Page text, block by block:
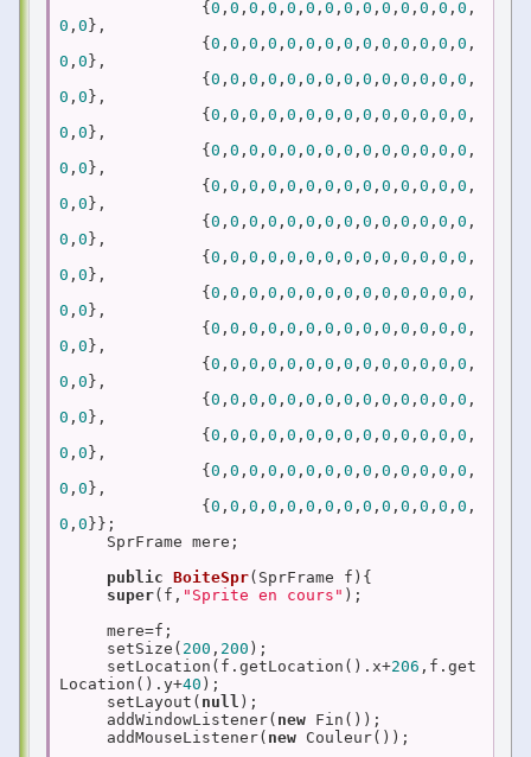
{ 0 , 0 , 0 , 0 , 0 , 0 , 0 , 0 , 0 , 0 , 0 , 0 , 0 , 0 ,
0 , 0 },
{ 0 , 0 , 0 , 0 , 0 , 0 , 0 , 0 , 0 , 0 , 0 , 0 , 0 , 0 ,
0 , 0 },
{ 0 , 0 , 0 , 0 , 0 , 0 , 0 , 0 , 0 , 0 , 0 , 0 , 0 , 0 ,
0 , 0 },
{ 0 , 0 , 0 , 0 , 0 , 0 , 0 , 0 , 0 , 0 , 0 , 0 , 0 , 0 ,
0 , 0 },
{ 0 , 0 , 0 , 0 , 0 , 0 , 0 , 0 , 0 , 0 , 0 , 0 , 0 , 0 ,
0 , 0 },
{ 0 , 0 , 0 , 0 , 0 , 0 , 0 , 0 , 0 , 0 , 0 , 0 , 0 , 0 ,
0 , 0 },
{ 0 , 0 , 0 , 0 , 0 , 0 , 0 , 0 , 0 , 0 , 0 , 0 , 0 , 0 ,
0 , 0 },
{ 0 , 0 , 0 , 0 , 0 , 0 , 0 , 0 , 0 , 0 , 0 , 0 , 0 , 0 ,
0 , 0 },
{ 0 , 0 , 0 , 0 , 0 , 0 , 0 , 0 , 0 , 0 , 0 , 0 , 0 , 0 ,
0 , 0 },
{ 0 , 0 , 0 , 0 , 0 , 0 , 0 , 0 , 0 , 0 , 0 , 0 , 0 , 0 ,
0 , 0 },
{ 0 , 0 , 0 , 0 , 0 , 0 , 0 , 0 , 0 , 0 , 0 , 0 , 0 , 0 ,
0 , 0 },
{ 0 , 0 , 0 , 0 , 0 , 0 , 0 , 0 , 0 , 0 , 0 , 0 , 0 , 0 ,
0 , 0 },
{ 0 , 0 , 0 , 0 , 0 , 0 , 0 , 0 , 0 , 0 , 0 , 0 , 0 , 0 ,
0 , 0 },
{ 0 , 0 , 0 , 0 , 0 , 0 , 0 , 0 , 0 , 0 , 0 , 0 , 0 , 0 ,
0 , 0 },
{ 0 , 0 , 0 , 0 , 0 , 0 , 0 , 0 , 0 , 0 , 0 , 0 , 0 , 0 ,
0 , 0 }};
SprFrame mere;
public BoiteSpr(SprFrame f) {
super(f, "Sprite en cours" );
mere=f;
setSize( 200 , 200 );
setLocation(f.getLocation().x+206 ,f.get
Location().y+40 );
setLayout( null );
addWindowListener( new Fin());
addMouseListener( new Couleur());